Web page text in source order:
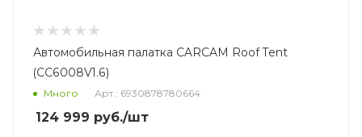
Автомобильная палатка CARCAM Roof Tent
(CC6008V1.6)
Много Арт.: 6930878780664
124 999 руб./шт